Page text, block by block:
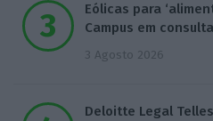
Eólicas para
Campus em
3 Agosto 2026
Deloitte Legal Telles